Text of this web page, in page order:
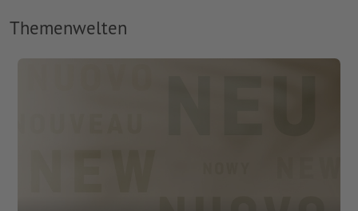
Themenwelten